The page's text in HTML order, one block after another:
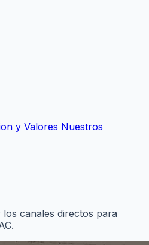
y Valores Nuestros
canales directos para